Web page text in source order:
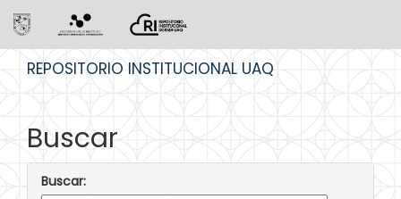
REPOSITORIO INSTITUCIONAL UAQ
Buscar
Buscar: